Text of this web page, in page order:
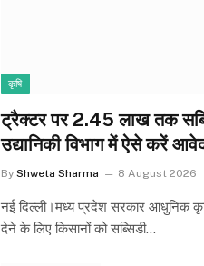
कृषि
ट्रैक्टर पर 2.45 लाख तक
उद्यानिकी विभाग में ऐसे करें
By Shweta Sharma 8 August 2026
नई दिल्ली।मध्य प्रदेश सरकार आधुनिक
देने के लिए किसानों को सब्सिडी…